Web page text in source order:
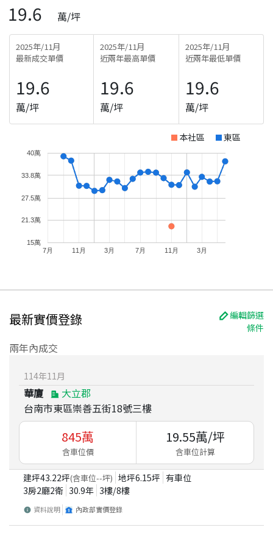
19.6 萬/坪
2025年/11月
最新成交單價
19.6
萬/坪
2025年/11月
近兩年最高單價
19.6
萬/坪
2025年/11月
近兩年最低單價
19.6
萬/坪
本社區 東區
7月 11月 3月 7月 11月 3月
15萬
21.3萬
27.5萬
33.8萬
40萬
最新實價登錄
編輯篩選
條件
兩年內成交
114年11 月
華廈
大立郡
台南市東區崇善五街18號三樓
845萬
含車位價
19.55萬/坪
含車位計算
建坪43.22坪(含車位--坪) 地坪6.15坪 有車位
3房2廳2衛 30.9年 3樓/8樓
資料說明 內政部實價登錄